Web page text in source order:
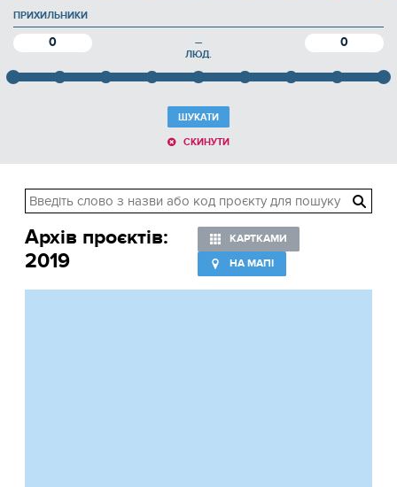
ПРИХИЛЬНИКИ
0 — 0
ЛЮД.
ШУКАТИ
СКИНУТИ
Архів проєктів:
2019
КАРТКАМИ
НА МАПІ